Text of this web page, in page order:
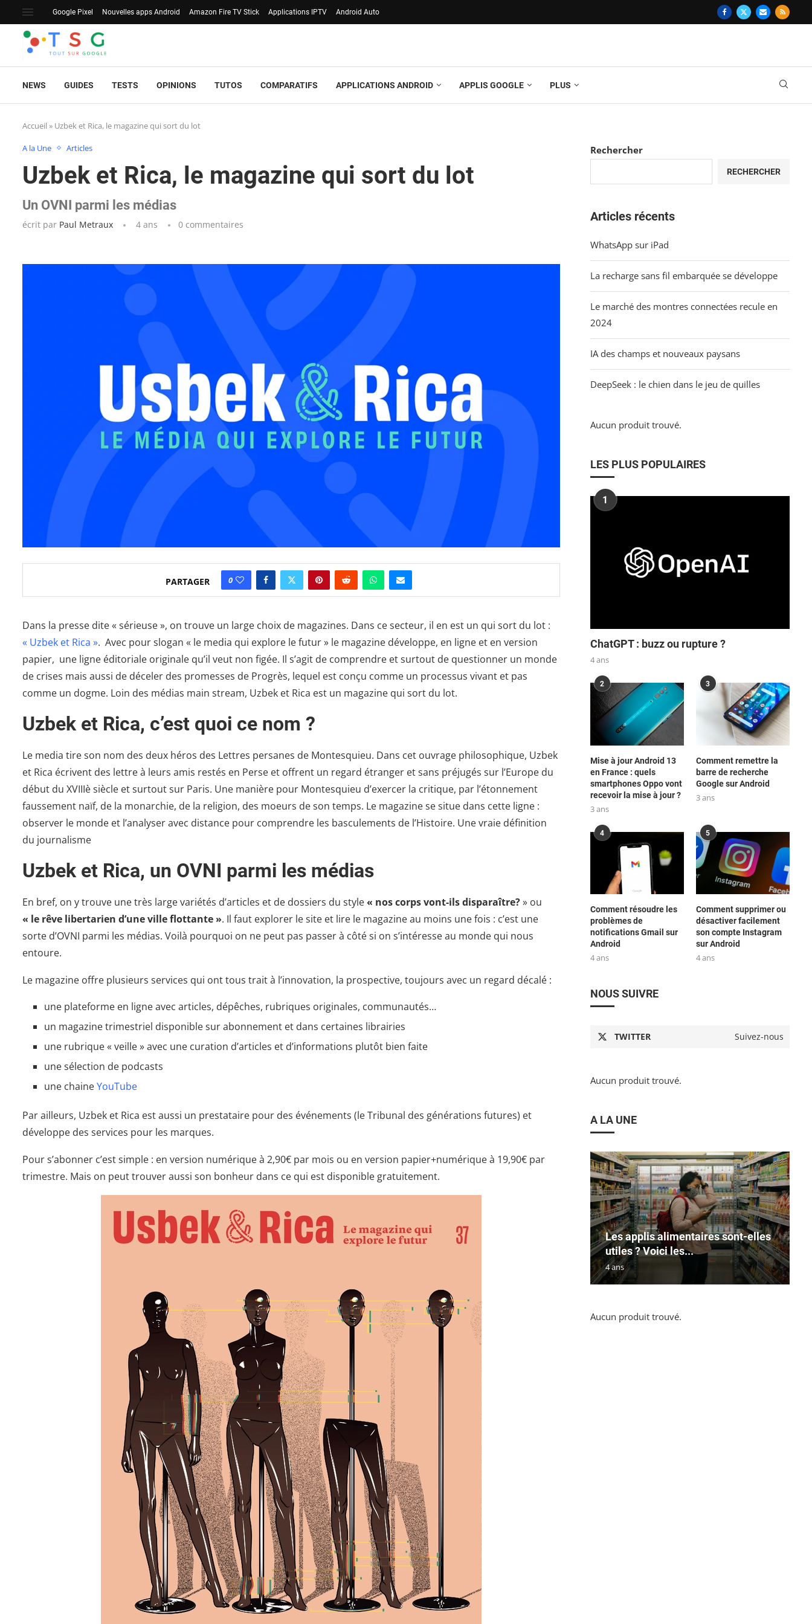
Google Pixel Nouvelles apps Android Amazon Fire TV Stick Applications IPTV Android Auto
NEWS GUIDES TESTS OPINIONS TUTOS COMPARATIFS APPLICATIONS ANDROID APPLIS GOOGLE PLUS
Accueil » Uzbek et Rica, le magazine qui sort du lot
A la Une Articles
Uzbek et Rica, le magazine qui sort du lot
Un OVNI parmi les médias
écrit par Paul Metraux 4 ans 0 commentaires
PARTAGER 0
Dans la presse dite « sérieuse », on trouve un large choix de magazines. Dans ce secteur, il en est un qui sort du lot :
« Uzbek et Rica ». Avec pour slogan « le media qui explore le futur » le magazine développe, en ligne et en version
papier, une ligne éditoriale originale qu’il veut non figée. Il s’agit de comprendre et surtout de questionner un monde
de crises mais aussi de déceler des promesses de Progrès, lequel est conçu comme un processus vivant et pas
comme un dogme. Loin des médias main stream, Uzbek et Rica est un magazine qui sort du lot.
Uzbek et Rica, c’est quoi ce nom ?
Le media tire son nom des deux héros des Lettres persanes de Montesquieu. Dans cet ouvrage philosophique, Uzbek
et Rica écrivent des lettre à leurs amis restés en Perse et offrent un regard étranger et sans préjugés sur l’Europe du
début du XVIIIè siècle et surtout sur Paris. Une manière pour Montesquieu d’exercer la critique, par l’étonnement
faussement naïf, de la monarchie, de la religion, des moeurs de son temps. Le magazine se situe dans cette ligne :
observer le monde et l’analyser avec distance pour comprendre les basculements de l’Histoire. Une vraie définition
du journalisme
Uzbek et Rica, un OVNI parmi les médias
En bref, on y trouve une très large variétés d’articles et de dossiers du style« nos corps vont-ils disparaître?» ou
« le rêve libertarien d’une ville flottante ». Il faut explorer le site et lire le magazine au moins une fois : c’est une
sorte d’OVNI parmi les médias. Voilà pourquoi on ne peut pas passer à côté si on s’intéresse au monde qui nous
entoure.
Le magazine offre plusieurs services qui ont tous trait à l’innovation, la prospective, toujours avec un regard décalé :
une plateforme en ligne avec articles, dépêches, rubriques originales, communautés…
un magazine trimestriel disponible sur abonnement et dans certaines librairies
une rubrique « veille » avec une curation d’articles et d’informations plutôt bien faite
une sélection de podcasts
une chaineYouTube
Par ailleurs, Uzbek et Rica est aussi un prestataire pour des événements (le Tribunal des générations futures) et
développe des services pour les marques.
Pour s’abonner c’est simple : en version numérique à 2,90€ par mois ou en version papier+numérique à 19,90€ par
trimestre. Mais on peut trouver aussi son bonheur dans ce qui est disponible gratuitement.
Rechercher
RECHERCHER
Articles récents
WhatsApp sur iPad
La recharge sans fil embarquée se développe
Le marché des montres connectées recule en
2024
IA des champs et nouveaux paysans
DeepSeek : le chien dans le jeu de quilles
Aucun produit trouvé.
LES PLUS POPULAIRES
1
ChatGPT : buzz ou rupture ?
4 ans
2
Mise à jour Android 13
en France : quels
smartphones Oppo vont
recevoir la mise à jour ?
3 ans
3
Comment remettre la
barre de recherche
Google sur Android
3 ans
4
Comment résoudre les
problèmes de
notifications Gmail sur
Android
4 ans
5
Comment supprimer ou
désactiver facilement
son compte Instagram
sur Android
4 ans
NOUS SUIVRE
TWITTER Suivez-nous
Aucun produit trouvé.
A LA UNE
Les applis alimentaires sont-elles
utiles ? Voici les...
4 ans
Aucun produit trouvé.